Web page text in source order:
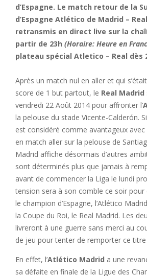
d’Espagne. Le match retour de la
d’Espagne Atlético de Madrid –
retransmis en direct live sur la
partir de 23h (Horaire: Heure en
plateau spécial Atletico – Real dès
Après un match nul en aller et qui
score de 1 but partout, le Real Madrid
vendredi 22 Août 2014 pour affronter l’
la pelouse du stade Vicente-Calderón.
est considéré comme avantageux
en match aller sur la pelouse de
Madrid affiche désormais d’autres
sont déterminés plus que jamais à
avant de commencer la Liga le lundi
tension sera à son comble ce soir
le champion d’Espagne, l’Atlético
la Coupe du Roi, le Real Madrid. Les
livreront à une guerre sans merci au
de jeu pour tenter de remporter ce titre
En effet, l’Atlético Madrid a une
sa défaite en finale de la Ligue des